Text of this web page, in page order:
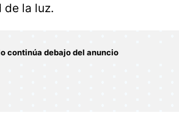
de la luz.